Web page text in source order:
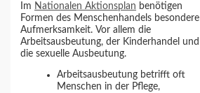
Im Nationalen Aktionsplan benötigen
Formen des Menschenhandels besondere
Aufmerksamkeit. Vor allem die
Arbeitsausbeutung, der Kinderhandel und
die sexuelle Ausbeutung.
Arbeitsausbeutung betrifft oft
Menschen in der Pflege,